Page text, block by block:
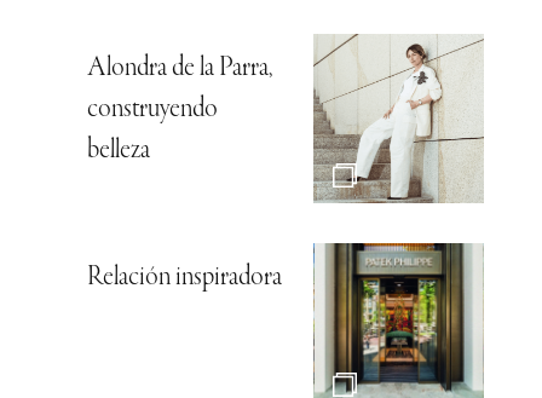
Alondra de la Parra,
construyendo
belleza
Relación inspiradora